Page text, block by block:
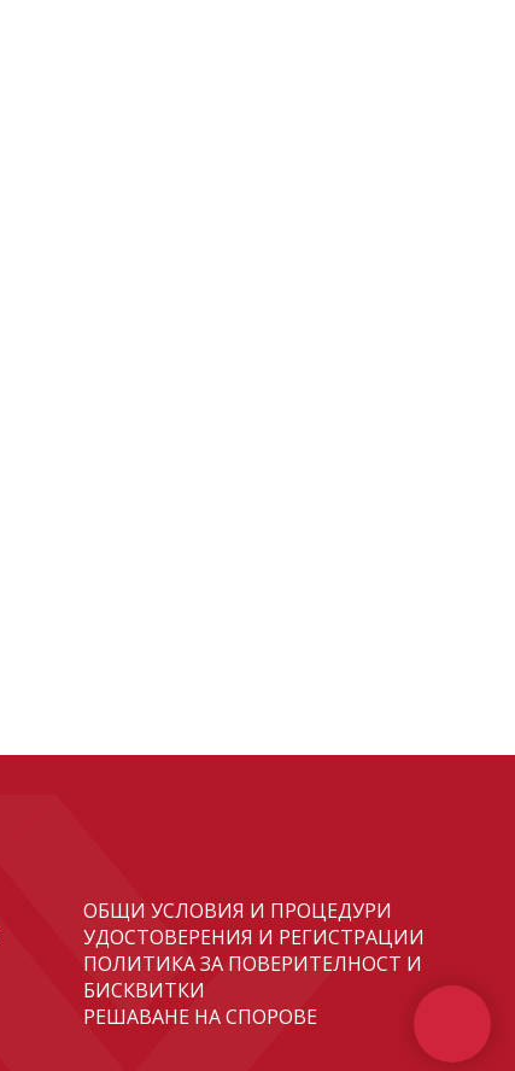
ОБЩИ УСЛОВИЯ И ПРОЦЕДУРИ
УДОСТОВЕРЕНИЯ И РЕГИСТРАЦИИ
ПОЛИТИКА ЗА ПОВЕРИТЕЛНОСТ И
БИСКВИТКИ
РЕШАВАНЕ НА СПОРОВЕ